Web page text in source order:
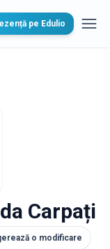
pe Edulio
Carpați
o modificare